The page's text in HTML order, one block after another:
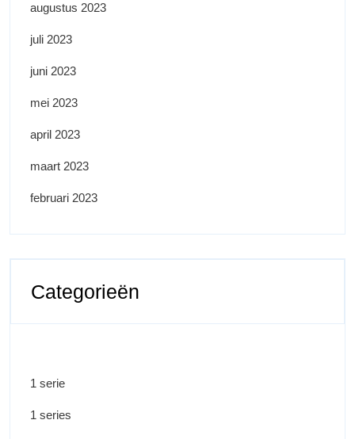
augustus 2023
juli 2023
juni 2023
mei 2023
april 2023
maart 2023
februari 2023
Categorieën
1 serie
1 series